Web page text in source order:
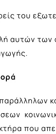
του
αυτών
που